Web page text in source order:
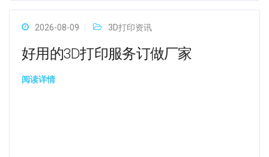
2026-08-09 3D打印资讯
好用的3D打印服务订做厂家
阅读详情